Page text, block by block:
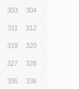
303 304
311 312
319 320
327 328
335 336